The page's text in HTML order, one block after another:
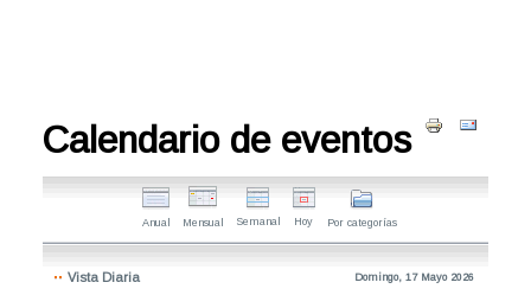
Calendario de eventos
Anual Mensual Semanal Hoy Por categorías
Vista Diaria Domingo, 17 Mayo 2026